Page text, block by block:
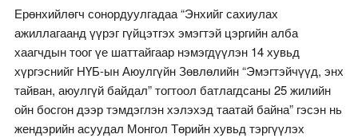
Ерөнхийлөгч сонордуулгадаа “Энхийг сахиулах
ажиллагаанд үүрэг гүйцэтгэх эмэгтэй цэргийн алба
хаагчдын тоог үе шаттайгаар нэмэгдүүлэн 14 хувьд
хүргэснийг НҮБ-ын Аюулгүйн Зөвлөлийн “Эмэгтэйчүүд, энх
тайван, аюулгүй байдал” тогтоол батлагдсаны 25 жилийн
ойн босгон дээр тэмдэглэн хэлэхэд таатай байна” гэсэн нь
жендэрийн асуудал Монгол Төрийн хувьд тэргүүлэх